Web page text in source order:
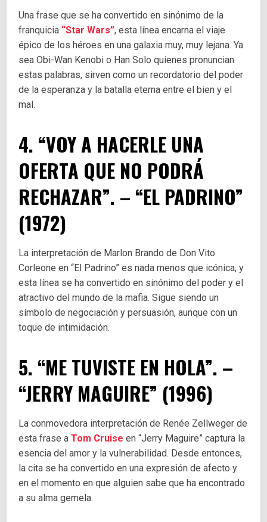
Una frase que se ha convertido en sinónimo de la
franquicia “Star Wars”, esta línea encarna el viaje
épico de los héroes en una galaxia muy, muy lejana. Ya
sea Obi-Wan Kenobi o Han Solo quienes pronuncian
estas palabras, sirven como un recordatorio del poder
de la esperanza y la batalla eterna entre el bien y el
mal.
4. “VOY A HACERLE UNA
OFERTA QUE NO PODRÁ
RECHAZAR”. – “EL PADRINO”
(1972)
La interpretación de Marlon Brando de Don Vito
Corleone en “El Padrino” es nada menos que icónica, y
esta línea se ha convertido en sinónimo del poder y el
atractivo del mundo de la mafia. Sigue siendo un
símbolo de negociación y persuasión, aunque con un
toque de intimidación.
5. “ME TUVISTE EN HOLA”. –
“JERRY MAGUIRE” (1996)
La conmovedora interpretación de Renée Zellweger de
esta frase aTom Cruise en “Jerry Maguire” captura la
esencia del amor y la vulnerabilidad. Desde entonces,
la cita se ha convertido en una expresión de afecto y
en el momento en que alguien sabe que ha encontrado
a su alma gemela.